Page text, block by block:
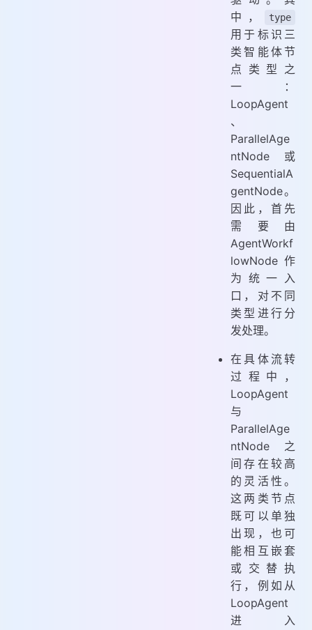
中，
type
用于标识三
类智能体节
点类型之
一：
LoopAgent
、
ParallelAge
ntNode 或
SequentialA
gentNode。
因此，首先
需要由
AgentWorkf
lowNode 作
为统一入
口，对不同
类型进行分
发处理。
在具体流转
过程中，
LoopAgent
与
ParallelAge
ntNode 之
间存在较高
的灵活性。
这两类节点
既可以单独
出现，也可
能相互嵌套
或交替执
行，例如从
LoopAgent
进入